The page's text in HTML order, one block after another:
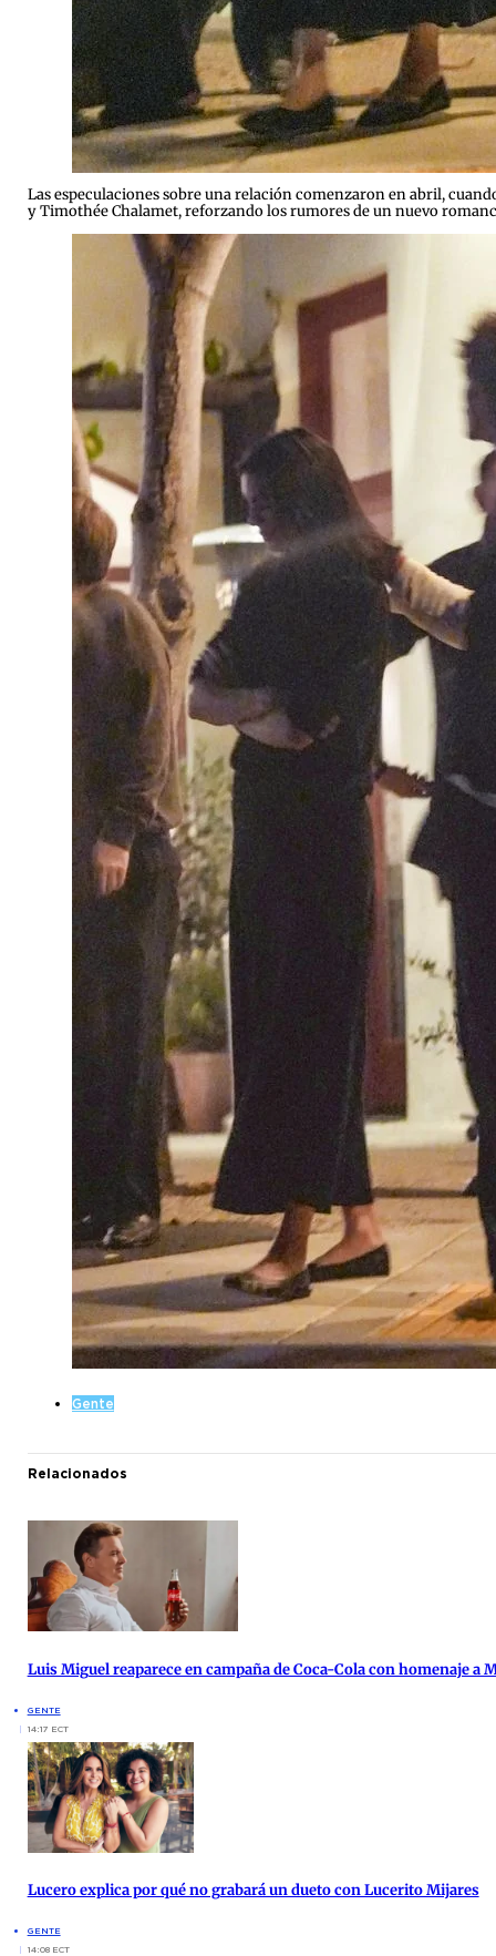
Las especulaciones sobre una relación comenzaron en abril,
y Timothée Chalamet, reforzando los rumores de un nuevo
Gente
Relacionados
Luis Miguel reaparece en campaña de Coca-Cola con homenaje a
GENTE
14:17 ECT
Lucero explica por qué no grabará un dueto con Lucerito Mijares
GENTE
14:08 ECT